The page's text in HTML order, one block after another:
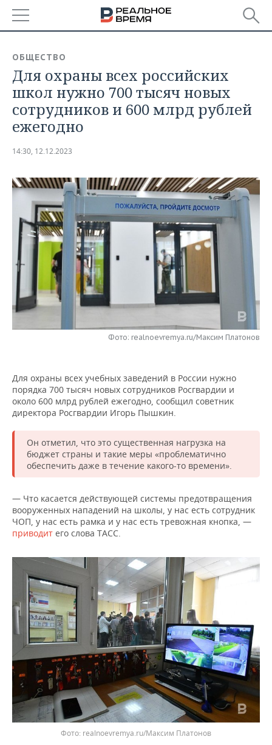
БАШКОРТОСТАН
ТАТАРСТАН
УДМУРТИЯ
НОВОСТИ
АНАЛИТИКА
НОВОСТИ АНАЛИТИКИ
ДЕКЛАРАЦИИ О ДОХОДАХ
КОРОЛИ ГОСЗАКАЗА ПФО
ВУЗЫ ТАТАРСТАНА
КОМУ ПРИНАДЛЕЖАТ
ТОРГОВЫЕ ЦЕНТРЫ
ТАТАРСТАНА
ЭКОНОМИКА
НОВОСТИ ЭКОНОМИКИ
ФИНАНСЫ
БАНКИ
БЮДЖЕТ
ИНВЕСТИЦИИ
ПРОМЫШЛЕННОСТЬ
НОВОСТИ
ПРОМЫШЛЕННОСТИ
АГРОПРОМ
МАШИНОСТРОЕНИЕ
НЕФТЕХИМИЯ
НЕФТЬ
ОПК
НЕДВИЖИМОСТЬ
НОВОСТИ НЕДВИЖИМОСТИ
АВТО
НОВОСТИ АВТО
БИЗНЕС
НОВОСТИ БИЗНЕСА
РОЗНИЧНАЯ ТОРГОВЛЯ
ТЕХНОЛОГИИ
НОВОСТИ ТЕХНОЛОГИЙ
ТЕЛЕКОММУНИКАЦИИ
МЕРОПРИЯТИЯ
БИЗНЕС-БРАНЧИ
ONLINE-КОНФЕРЕНЦИИ
ФУТБОЛ
ХОККЕЙ
ВОЛЕЙБОЛ
ФИГУРНОЕ КАТАНИЕ
ХОККЕЙ С МЯЧОМ
НОВОСТИ ОБЩЕСТВА
ВЛАСТЬ
ИСТОРИЯ
МЕДИЦИНА
ПРОИСШЕСТВИЯ
ФОТОГАЛЕРЕЯ
СЮЖЕТЫ
СПРАВОЧНИК
СПИСОК ПЕРСОН
ПОЛНАЯ ВЕРСИЯ
ОБЩЕСТВО
Для охраны всех российских
школ нужно 700 тысяч новых
сотрудников и 600 млрд рублей
ежегодно
14:30, 12.12.2023
Фото: realnoevremya.ru/Максим Платонов
Для охраны всех учебных заведений в России нужно
порядка 700 тысяч новых сотрудников Росгвардии и
около 600 млрд рублей ежегодно, сообщил советник
директора Росгвардии Игорь Пышкин.
Он отметил, что это существенная нагрузка на
бюджет страны и такие меры «проблематично
обеспечить даже в течение какого-то времени».
— Что касается действующей системы предотвращения
вооруженных нападений на школы, у нас есть сотрудник
ЧОП, у нас есть рамка и у нас есть тревожная кнопка, —
приводит его слова ТАСС.
realnoevremya.ru/Максим Платонов